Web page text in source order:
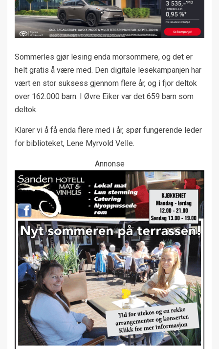
Sommerles gjør lesing enda morsommere, og det er
helt gratis å være med. Den digitale lesekampanjen har
vært en stor suksess gjennom flere år, og i fjor deltok
over 162.000 barn. I Øvre Eiker var det 659 barn som
deltok.
Klarer vi å få enda flere med i år, spør fungerende leder
for biblioteket, Lene Myrvold Velle.
Annonse